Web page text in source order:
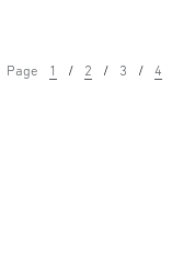
Page 1 2 3 4